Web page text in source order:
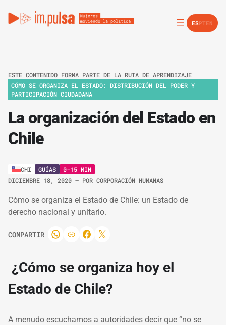
ESPTEN
ESTE CONTENIDO FORMA PARTE DE LA RUTA DE APRENDIZAJE
CÓMO SE ORGANIZA EL ESTADO: DISTRIBUCIÓN DEL PODER Y
PARTICIPACIÓN CIUDADANA
La organización del Estado en
Chile
CHI GUÍAS
0-15 MIN
DICIEMBRE 18, 2020 – POR CORPORACIÓN HUMANAS
Cómo se organiza el Estado de Chile: un Estado de
derecho nacional y unitario.
COMPARTIR
¿Cómo se organiza hoy el
Estado de Chile?
A menudo escuchamos a autoridades decir que “no se